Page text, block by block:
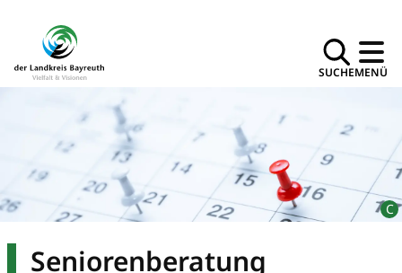
SUCHEMENÜ
Seniorenberatung